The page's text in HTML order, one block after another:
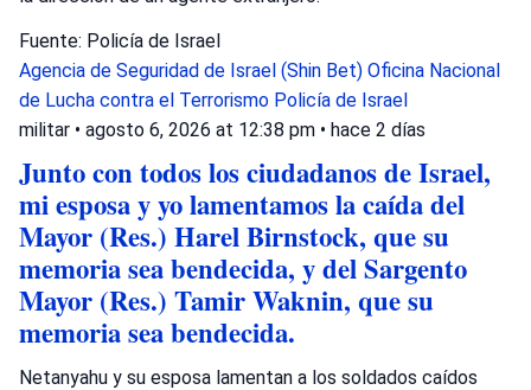
Fuente: Policía de Israel
Agencia de Seguridad de Israel (Shin Bet) Oficina Nacional
de Lucha contra el Terrorismo Policía de Israel
militar • agosto 6, 2026 at 12:38 pm • hace 2 días
Junto con todos los ciudadanos de Israel,
mi esposa y yo lamentamos la caída del
Mayor (Res.) Harel Birnstock, que su
memoria sea bendecida, y del Sargento
Mayor (Res.) Tamir Waknin, que su
memoria sea bendecida.
Netanyahu y su esposa lamentan a los soldados caídos